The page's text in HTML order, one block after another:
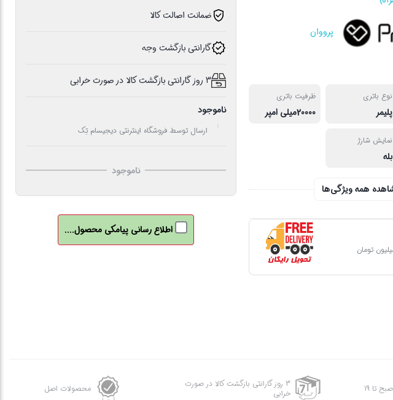
پرووان
نوع باتری
پلیمر
ظرفیت باتری
20000میلی امپر
نمایش شارژ
بله
همه ویژگی‌ها
سفارشات بالای 10 میلیون تومان
ضمانت اصالت کالا
گارانتی بازگشت وجه
3 روز گارانتی بازگشت کالا در صورت خرابی
ناموجود
ارسال توسط فروشگاه اینترنتی دیجیسام تِک
ناموجود
اطلاع رسانی پیامکی محصول....
3 روز گارانتی بازگشت کالا در صورت
خرابی
محصولات اصل